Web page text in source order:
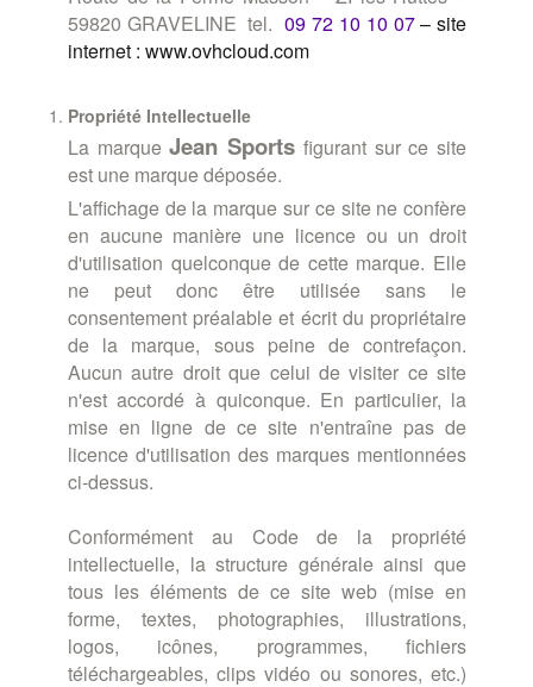
59820 GRAVELINE tel. 09 72 10 10 07– site
internet : www.ovhcloud.com
Propriété Intellectuelle
La marqueJeanSports figurant sur ce site
est une marque déposée.
L'affichage de la marque sur ce site ne confère
en aucune manière une licence ou un droit
d'utilisation quelconque de cette marque. Elle
ne peut donc être utilisée sans le
consentement préalable et écrit du propriétaire
de la marque, sous peine de contrefaçon.
Aucun autre droit que celui de visiter ce site
n'est accordé à quiconque. En particulier, la
mise en ligne de ce site n'entraîne pas de
licence d'utilisation des marques mentionnées
ci-dessus.
Conformément au Code de la propriété
intellectuelle, la structure générale ainsi que
tous les éléments de ce site web (mise en
forme, textes, photographies, illustrations,
logos, icônes, programmes, fichiers
téléchargeables, clips vidéo ou sonores, etc.)